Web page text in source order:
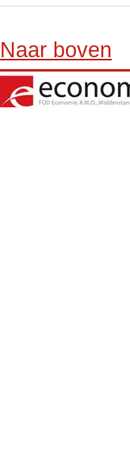
Naar boven